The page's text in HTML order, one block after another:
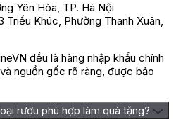
Yên Hòa, TP. Hà Nội
Triều Khúc, Phường Thanh Xuân,
đều là hàng nhập khẩu chính
nguồn gốc rõ ràng, được bảo
rượu phù hợp làm quà tặng?